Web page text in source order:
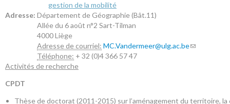
gestion de la mobilité
Adresse: Département de Géographie (Bât.11)
Allée du 6 août n°2 Sart-Tilman
4000Liège
Adresse de courriel: MC.Vandermeer@ulg.ac.be
Téléphone: + 32 (0)4 366 57 47
Activités de recherche
CPDT
Thèse de doctorat (2011-2015) sur l’aménagement du territoire,